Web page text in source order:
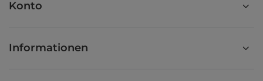
Konto
Informationen